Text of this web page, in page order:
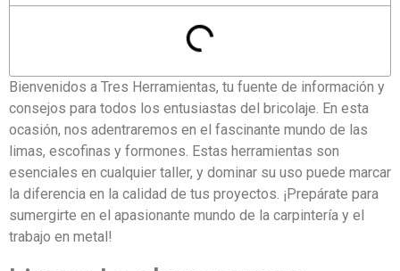
Bienvenidos a Tres Herramientas, tu fuente de información y
consejos para todos los entusiastas del bricolaje. En esta
ocasión, nos adentraremos en el fascinante mundo de las
limas, escofinas y formones. Estas herramientas son
esenciales en cualquier taller, y dominar su uso puede marcar
la diferencia en la calidad de tus proyectos. ¡Prepárate para
sumergirte en el apasionante mundo de la carpintería y el
trabajo en metal!